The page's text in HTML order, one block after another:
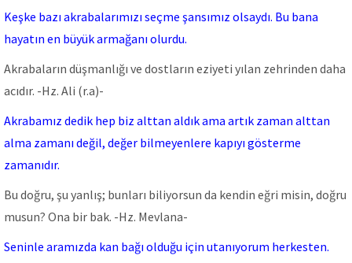
Keşke bazı akrabalarımızı seçme şansımız olsaydı. Bu bana
hayatın en büyük armağanı olurdu.
Akrabaların düşmanlığı ve dostların eziyeti yılan zehrinden daha
acıdır. -Hz. Ali (r.a)-
Akrabamız dedik hep biz alttan aldık ama artık zaman alttan
alma zamanı değil, değer bilmeyenlere kapıyı gösterme
zamanıdır.
Bu doğru, şu yanlış; bunları biliyorsun da kendin eğri misin, doğru
musun? Ona bir bak. -Hz. Mevlana-
Seninle aramızda kan bağı olduğu için utanıyorum herkesten.